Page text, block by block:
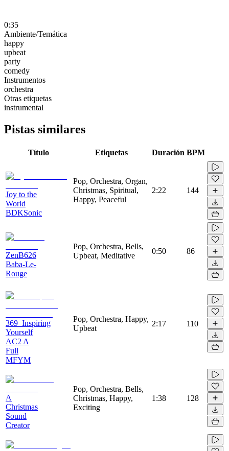
0:35
Ambiente/Temática
happy
upbeat
party
comedy
Instrumentos
orchestra
Otras etiquetas
instrumental
Pistas similares
Título Etiquetas Duración BPM
Joy to the
World
BDKSonic
Pop, Orchestra, Organ,
Christmas, Spiritual,
Happy, Peaceful
2:22 144
ZenB626
Baba-Le-
Rouge
Pop, Orchestra, Bells,
Upbeat, Meditative
0:50 86
369_Inspiring
Yourself
AC2 A
Full
MFYM
Pop, Orchestra, Happy,
Upbeat
2:17 110
A
Christmas
Sound
Creator
Pop, Orchestra, Bells,
Christmas, Happy,
Exciting
1:38 128